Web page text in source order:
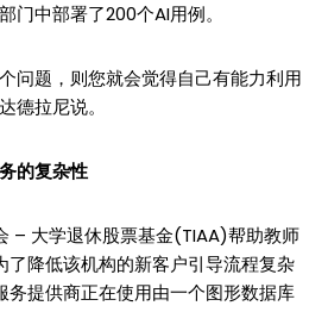
门中部署了200个AI用例。
问题，则您就会觉得自己有能力利用
德拉尼说。
的复杂性
– 大学退休股票基金(TIAA)帮助教师
了降低该机构的新客户引导流程复杂
务提供商正在使用由一个图形数据库